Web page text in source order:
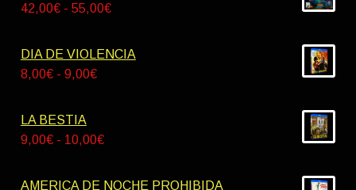
42,00€ - 55,00€Rango
precios:
DIA DE VIOLENCIA
8,00€ - 9,00€Rango
desde
LA BESTIA
9,00€ - 10,00€Rango
precios:
AMERICA DE NOCHE PROHIBIDA